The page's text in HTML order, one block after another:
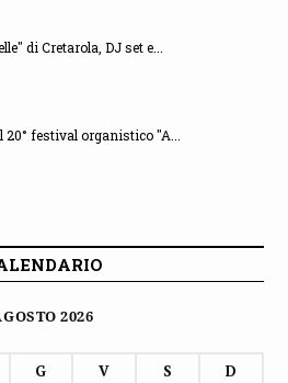
di Cretarola, DJ set e...
20° festival organistico "A...
2026
G V S
D